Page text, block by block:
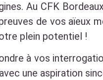
Au CFK
de vos aïeux
plein potentiel !
à vos
une aspiration